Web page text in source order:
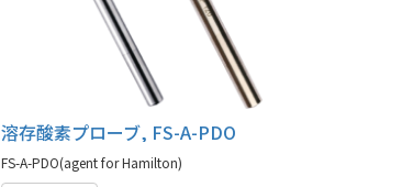
溶存酸素プローブ, FS-A-PDO
FS-A-PDO(agent for Hamilton)